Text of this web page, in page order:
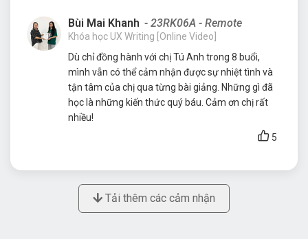
Bùi Mai Khanh - 23RK06A - Remote
Khóa học UX Writing [Online Video]
Dù chỉ đồng hành với chị Tú Anh trong 8 buổi,
mình vẫn có thể cảm nhận được sự nhiệt tình và
tận tâm của chị qua từng bài giảng. Những gì đã
học là những kiến thức quý báu. Cảm ơn chị rất
nhiều!
5
Tải thêm các cảm nhận